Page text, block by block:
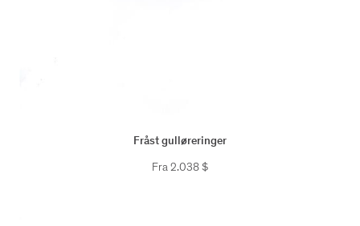
Fråst gulløreringer
Fra2.038$